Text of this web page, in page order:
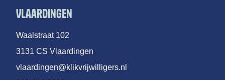
Vlaardingen
Waalstraat 102
3131 CS Vlaardingen
vlaardingen@klikvrijwilligers.nl